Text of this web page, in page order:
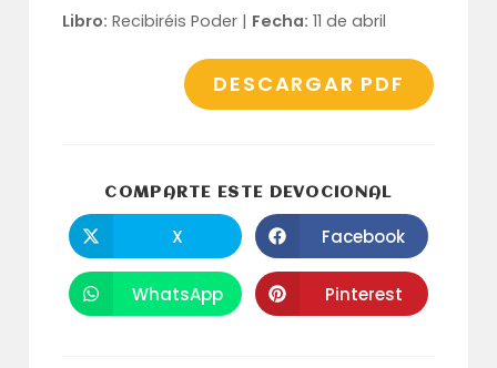
Libro: Recibiréis Poder | Fecha: 11 de abril
DESCARGAR PDF
COMPARTE ESTE DEVOCIONAL
abre
en
una
nueva
ventana
X Se
abre
en
una
nueva
ventana
Facebook
Se
abre
WhatsApp Se
abre
Pinterest